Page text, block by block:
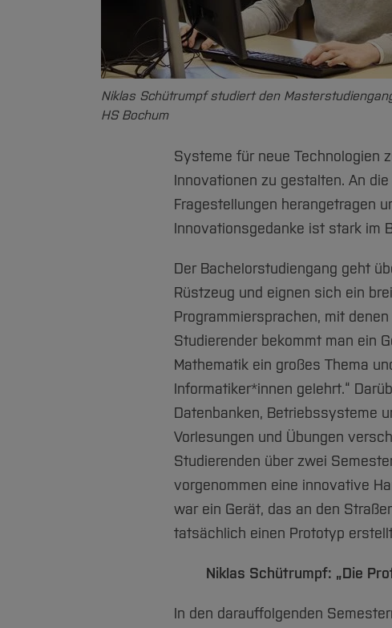
Niklas Schütrumpf studiert den
HS Bochum
Systeme für neue Technologien
Innovationen zu gestalten. An
Fragestellungen herangetragen
Innovationsgedanke ist stark im
Der Bachelorstudiengang geht
Rüstzeug und eignen sich ein
Programmiersprachen, mit
Studierender bekommt man ein
Mathematik ein großes Thema
Informatiker*innen gelehrt.“
Datenbanken, Betriebssysteme
Vorlesungen und Übungen
Studierenden über zwei
vorgenommen eine innovative
war ein Gerät, das an den
tatsächlich einen Prototyp
Niklas Schütrumpf: „Die
In den darauffolgenden